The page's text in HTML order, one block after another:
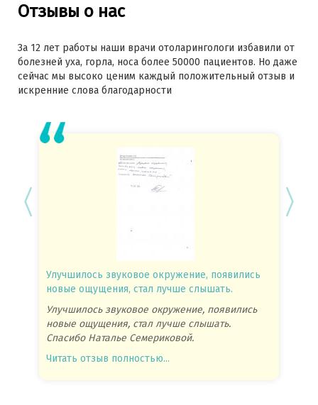
Отзывы о нас
За 12 лет работы наши врачи отоларингологи избавили от
болезней уха, горла, носа более 50000 пациентов. Но даже
сейчас мы высоко ценим каждый положительный отзыв и
искренние слова благодарности
Улучшилось звуковое окружение, появились
новые ощущения, стал лучше слышать.
Улучшилось звуковое окружение, появились
новые ощущения, стал лучше слышать.
Спасибо Наталье Семериковой.
Читать отзыв полностью...